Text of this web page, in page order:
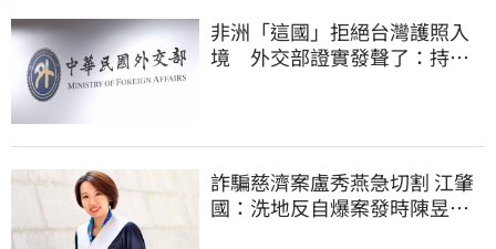
非洲「這國」拒絕台灣護照入
境 外交部證實發聲了：持續
詐騙慈濟案盧秀燕急切割 江肇
國：洗地反自爆案發時陳昱瑄